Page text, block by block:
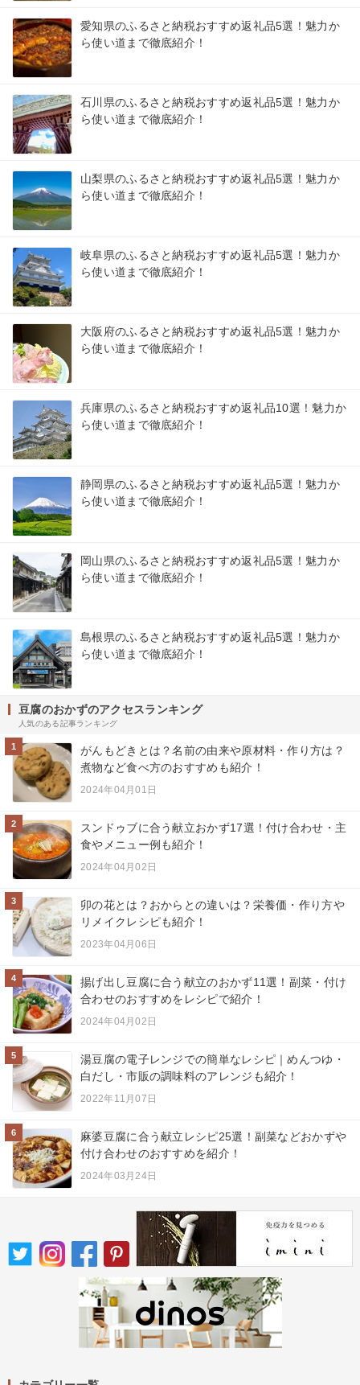
愛知県のふるさと納税おすすめ返礼品5選！魅力か
ら使い道まで徹底紹介！
石川県のふるさと納税おすすめ返礼品5選！魅力か
ら使い道まで徹底紹介！
山梨県のふるさと納税おすすめ返礼品5選！魅力か
ら使い道まで徹底紹介！
岐阜県のふるさと納税おすすめ返礼品5選！魅力か
ら使い道まで徹底紹介！
大阪府のふるさと納税おすすめ返礼品5選！魅力か
ら使い道まで徹底紹介！
兵庫県のふるさと納税おすすめ返礼品10選！魅力か
ら使い道まで徹底紹介！
静岡県のふるさと納税おすすめ返礼品5選！魅力か
ら使い道まで徹底紹介！
岡山県のふるさと納税おすすめ返礼品5選！魅力か
ら使い道まで徹底紹介！
島根県のふるさと納税おすすめ返礼品5選！魅力か
ら使い道まで徹底紹介！
豆腐のおかずのアクセスランキング
人気のある記事ランキング
1
がんもどきとは？名前の由来や原材料・作り方は？
煮物など食べ方のおすすめも紹介！
2024年04月01日
2
スンドゥブに合う献立おかず17選！付け合わせ・主
食やメニュー例も紹介！
2024年04月02日
3
卯の花とは？おからとの違いは？栄養価・作り方や
リメイクレシピも紹介！
2023年04月06日
4
揚げ出し豆腐に合う献立のおかず11選！副菜・付け
合わせのおすすめをレシピで紹介！
2024年04月02日
5
湯豆腐の電子レンジでの簡単なレシピ｜めんつゆ・
白だし・市販の調味料のアレンジも紹介！
2022年11月07日
6
麻婆豆腐に合う献立レシピ25選！副菜などおかずや
付け合わせのおすすめを紹介！
2024年03月24日